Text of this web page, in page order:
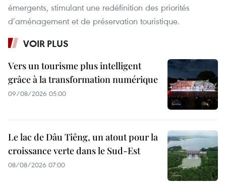
émergents, stimulant une redéfinition des priorités
d’aménagement et de préservation touristique.
VOIR PLUS
Vers un tourisme plus intelligent
grâce à la transformation numérique
09/08/2026 05:00
Le lac de Dâu Tiêng, un atout pour la
croissance verte dans le Sud-Est
08/08/2026 07:00